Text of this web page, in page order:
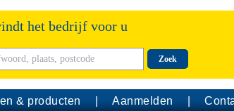
het bedrijf voor u
Zoek
& producten Aanmelden